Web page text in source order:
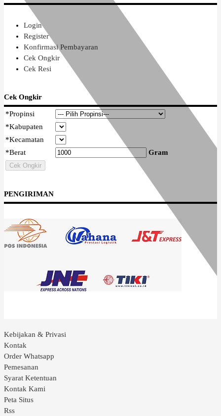
Login
Register
Konfirmasi Pembayaran
Cek Ongkir
Cek Resi
Cek Ongkir
*Propinsi
*Kabupaten
*Kecamatan
*Berat Gram
Cek Ongkir
PENGIRIMAN
Kebijakan & Privasi
Kontak
Order Whatsapp
Pemesanan
Syarat Ketentuan
Kontak Kami
Peta Situs
Rss